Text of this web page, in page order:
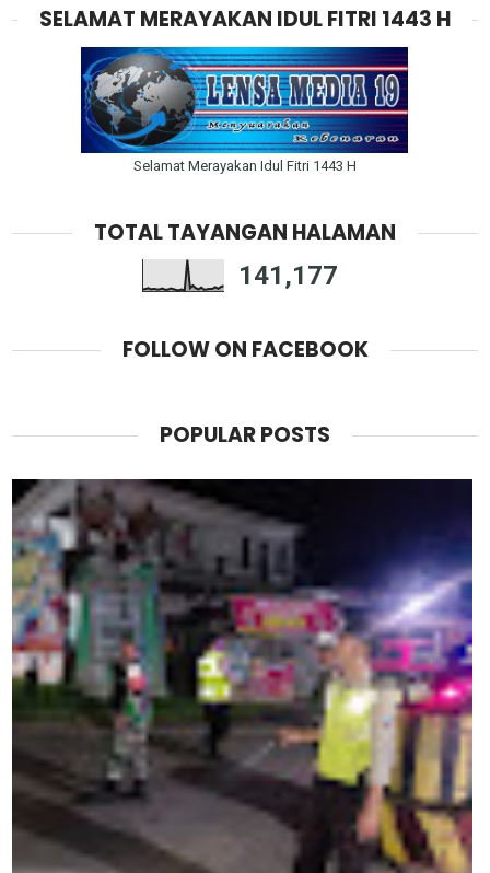
SELAMAT MERAYAKAN IDUL FITRI 1443 H
Selamat Merayakan Idul Fitri 1443 H
TOTAL TAYANGAN HALAMAN
141,177
FOLLOW ON FACEBOOK
POPULAR POSTS